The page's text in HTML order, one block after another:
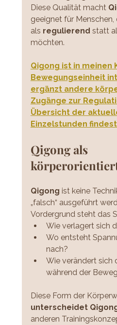
Diese Qualität macht
geeignet für Menschen,
als regulierend statt
möchten.
Qigong ist in meinen
Bewegungseinheit
ergänzt andere
Zugänge zur
Übersicht der
Einzelstunden
Qigong als
Qigong ist keine
„falsch“ ausgeführt
Vordergrund steht das
Wie verlagert sich
Wo entsteht
nach?
Wie verändert sich
während der
Diese Form der
unterscheidet
anderen